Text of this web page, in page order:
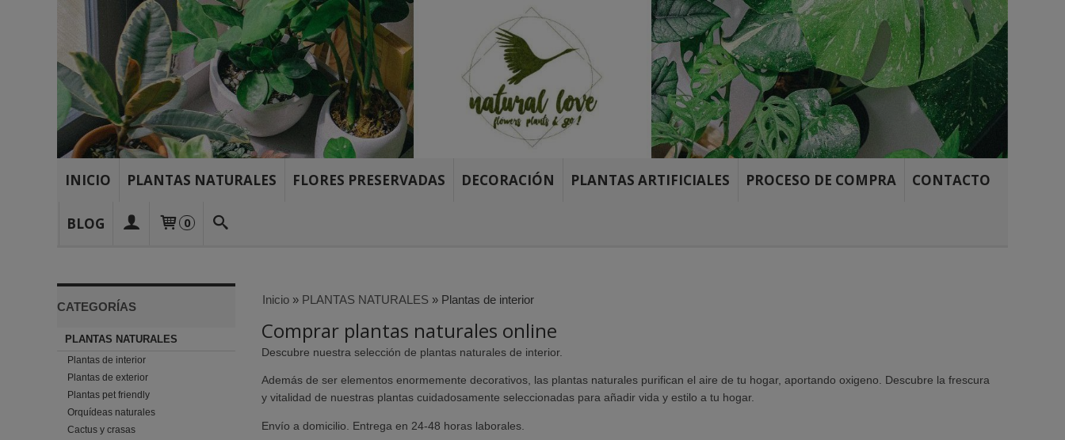
INICIO PLANTAS NATURALES FLORES PRESERVADAS DECORACIÓN PLANTAS ARTIFICIALES PROCESO DE COMPRA CONTACTO
BLOG 0
CATEGORÍAS
PLANTAS NATURALES
Plantas de interior
Plantas de exterior
Plantas pet friendly
Orquídeas naturales
Cactus y crasas
Inicio » PLANTAS NATURALES » Plantas de interior
Comprar plantas naturales online
Descubre nuestra selección de plantas naturales de interior.
Además de ser elementos enormemente decorativos, las plantas naturales purifican el aire de tu hogar, aportando oxigeno. Descubre la frescura
y vitalidad de nuestras plantas cuidadosamente seleccionadas para añadir vida y estilo a tu hogar.
Envío a domicilio. Entrega en 24-48 horas laborales.